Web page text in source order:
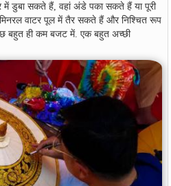
में डुबा सकते हैं, वहां अंडे पका सकते हैं या पूरी
वाटर पूल में तैर सकते हैं और निश्चित रूप
बहुत ही कम बजट में. एक बहुत अच्छी